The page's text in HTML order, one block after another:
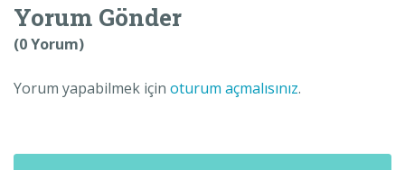
Yorum Gönder
(0 Yorum)
Yorum yapabilmek için oturum açmalısınız.